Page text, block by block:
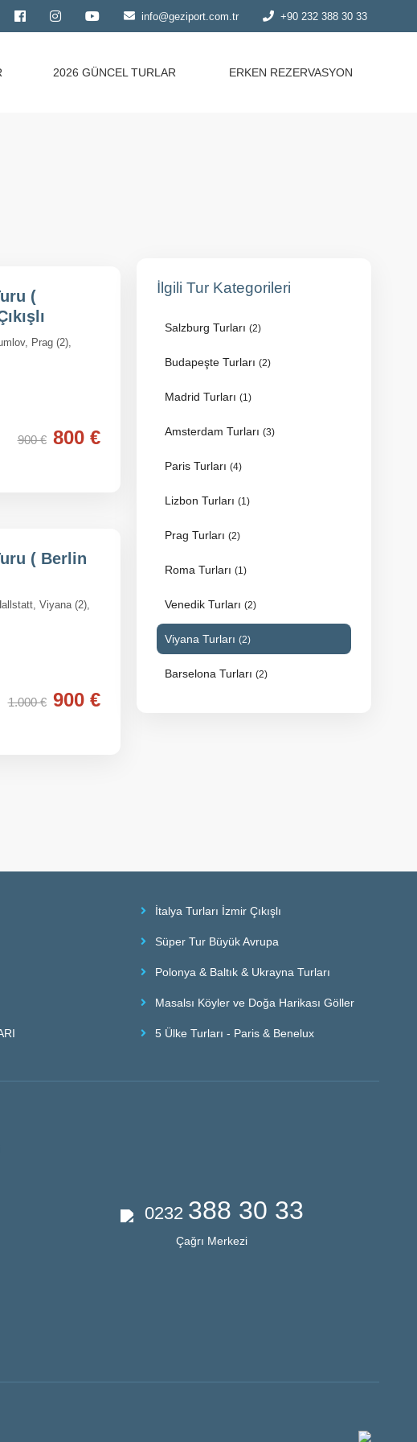
info@geziport.com.tr +90 232 388 30 33
2026 GÜNCEL TURLAR ERKEN REZERVASYON
(
Prag (2),
900 € 800 €
( Berlin
Viyana (2),
1.000 € 900 €
İlgili Tur Kategorileri
Salzburg Turları (2)
Budapeşte Turları (2)
Madrid Turları (1)
Amsterdam Turları (3)
Paris Turları (4)
Lizbon Turları (1)
Prag Turları (2)
Roma Turları (1)
Venedik Turları (2)
Viyana Turları (2)
Barselona Turları (2)
İtalya Turları İzmir Çıkışlı
Süper Tur Büyük Avrupa
Polonya & Baltık & Ukrayna Turları
Masalsı Köyler ve Doğa Harikası Göller
5 Ülke Turları - Paris & Benelux
0232 388 30 33
Çağrı Merkezi